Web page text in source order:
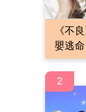
《不
嬰逃命
2